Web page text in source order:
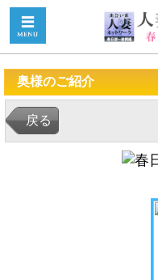
奥様のご紹介
戻る